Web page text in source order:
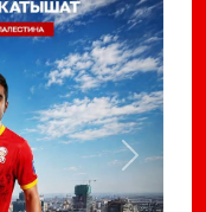
Next